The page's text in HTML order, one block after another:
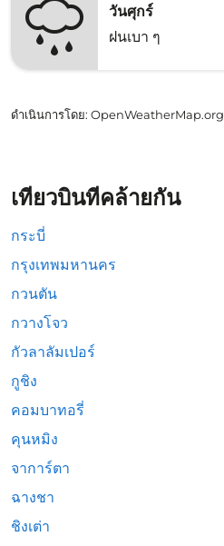
วันศุกร์
ฝนเบา ๆ
ดำเนินการโดย: OpenWeatherMap.org
เที่ยวบินที่คล้ายกัน
กระบี่
กรุงเทพมหานคร
กวนตัน
กวางโจว
กัวลาลัมเปอร์
กูชิง
คอมบาทอรี่
คุนหมิง
จาการ์ตา
ฉางชา
ชิงเต่า